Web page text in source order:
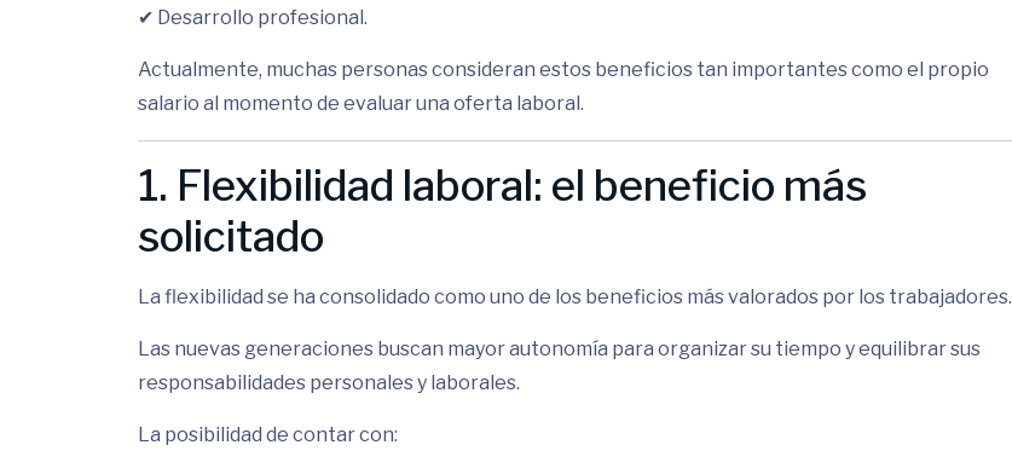
✔ Desarrollo profesional.
Actualmente, muchas personas consideran estos beneficios tan importantes como el propio
salario al momento de evaluar una oferta laboral.
1. Flexibilidad laboral: el beneficio más
solicitado
La flexibilidad se ha consolidado como uno de los beneficios más valorados por los trabajadores.
Las nuevas generaciones buscan mayor autonomía para organizar su tiempo y equilibrar sus
responsabilidades personales y laborales.
La posibilidad de contar con: